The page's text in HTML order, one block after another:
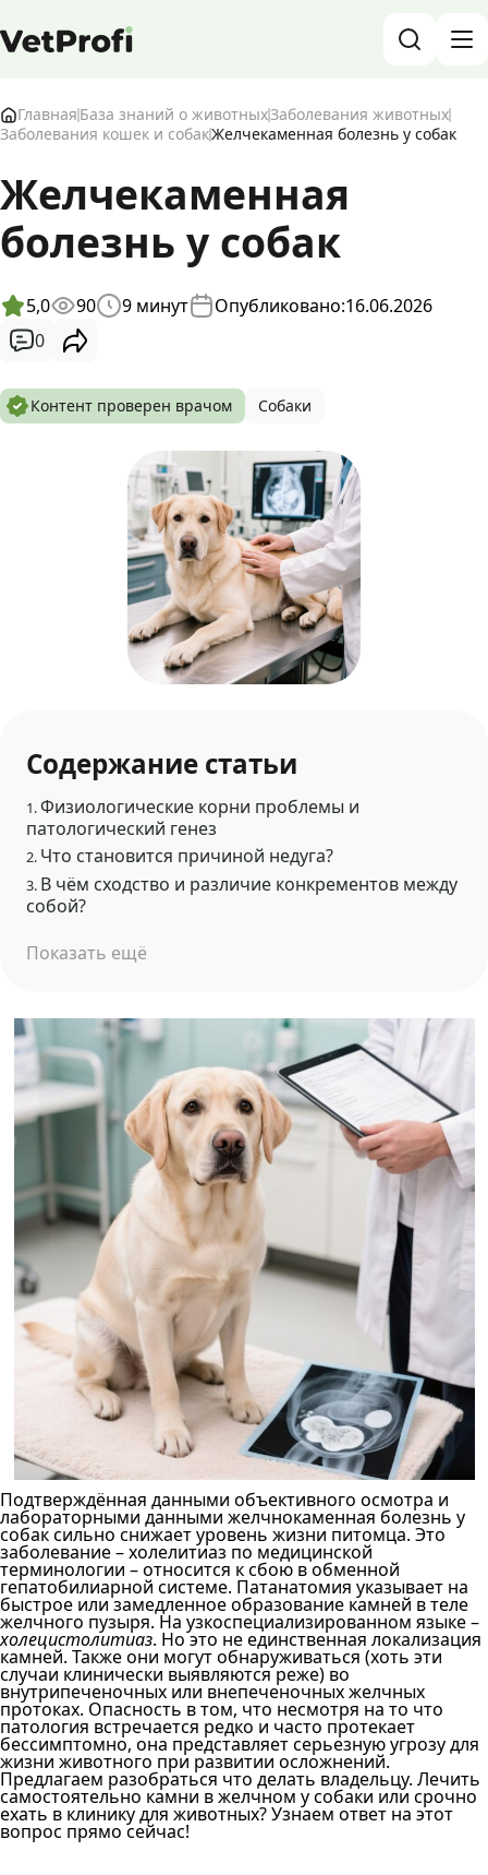
База знаний о животных и ветеринарии
Форум
Главная База знаний о животныхЗаболевания животных
Заболевания кошек и собакЖелчекаменная болезнь у собак
Желчекаменная
болезнь у собак
5,0 90 9 минут Опубликовано:16.06.2026
0
Контент проверен врачом Собаки
Содержание статьи
1.Физиологические корни проблемы и
патологический генез
2. Что становится причиной недуга?
3. В чём сходство и различие конкрементов между
собой?
Показать ещё
Подтверждённая данными объективного осмотра и
лабораторными данными желчнокаменная болезнь у
собак сильно снижает уровень жизни питомца. Это
заболевание – холелитиаз по медицинской
терминологии – относится к сбою в обменной
гепатобилиарной системе. Патанатомия указывает на
быстрое или замедленное образование камней в теле
желчного пузыря. На узкоспециализированном языке –
холецистолитиаз. Но это не единственная локализация
камней. Также они могут обнаруживаться (хоть эти
случаи клинически выявляются реже) во
внутрипеченочных или внепеченочных желчных
протоках. Опасность в том, что несмотря на то что
патология встречается редко и часто протекает
бессимптомно, она представляет серьезную угрозу для
жизни животного при развитии осложнений.
Предлагаем разобраться что делать владельцу. Лечить
самостоятельно камни в желчном у собаки или срочно
ехать в клинику для животных? Узнаем ответ на этот
вопрос прямо сейчас!